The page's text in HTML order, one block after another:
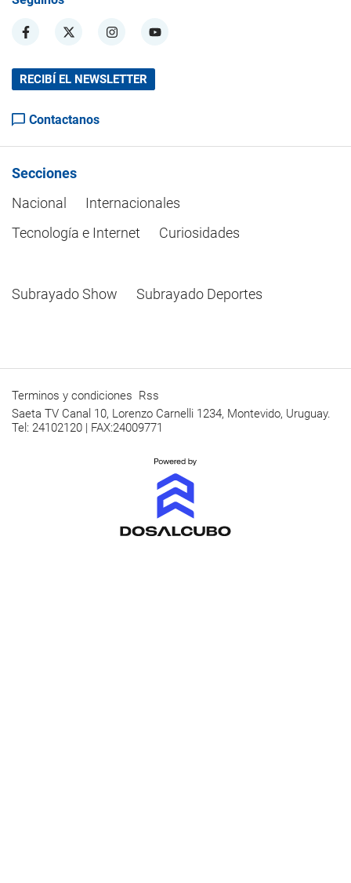
RECIBÍ EL NEWSLETTER
Contactanos
Secciones
Nacional
Internacionales
Tecnología e Internet
Curiosidades
Subrayado Show Subrayado Deportes
Terminos y condiciones Rss
Saeta TV Canal 10, Lorenzo Carnelli 1234, Montevido, Uruguay.
Tel: 24102120 | FAX:24009771